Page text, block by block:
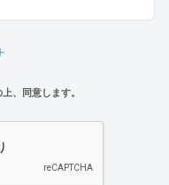
、同意します。